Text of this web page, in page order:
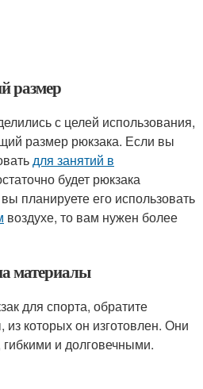
размер
с целей использования,
размер рюкзака. Если вы
для занятий в
будет рюкзака
планируете его использовать
воздухе, то вам нужен более
материалы
для спорта, обратите
которых он изготовлен. Они
и долговечными.